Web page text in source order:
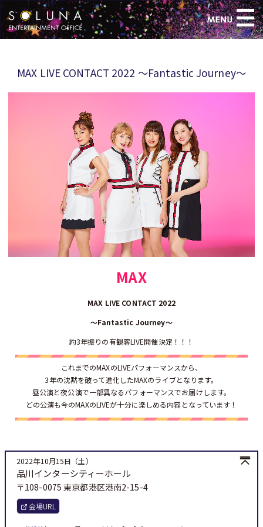
MAX LIVE CONTACT 2022 ～Fantastic Journey～
MAX
MAX LIVE CONTACT 2022
～Fantastic Journey～
約3年振りの有観客LIVE開催決定！！！
これまでのMAXのLIVEパフォーマンスから、
3年の沈黙を破って進化したMAXのライブとなります。
昼公演と夜公演で一部異なるパフォーマンスでお届けします。
どの公演も今のMAXのLIVEが十分に楽しめる内容となっています！
2022年10月15日（土）
品川インターシティーホール
〒108-0075 東京都港区港南2-15-4
会場URL